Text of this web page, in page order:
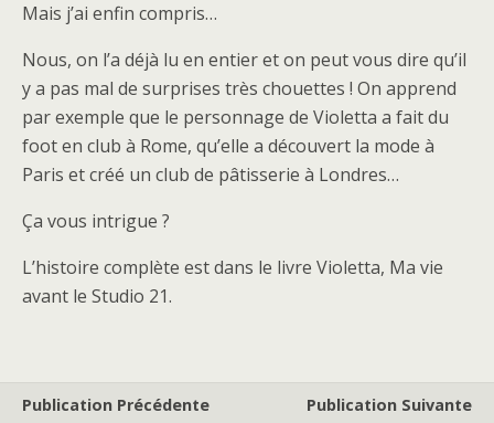
Mais j’ai enfin compris…
Nous, on l’a déjà lu en entier et on peut vous dire qu’il
y a pas mal de surprises très chouettes ! On apprend
par exemple que le personnage de Violetta a fait du
foot en club à Rome, qu’elle a découvert la mode à
Paris et créé un club de pâtisserie à Londres…
Ça vous intrigue ?
L’histoire complète est dans le livre Violetta, Ma vie
avant le Studio 21.
Publication Précédente
Publication Suivante